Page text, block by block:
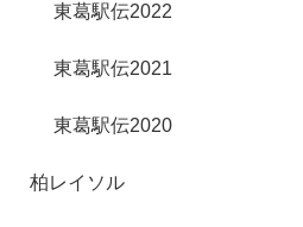
東葛駅伝2022
東葛駅伝2021
東葛駅伝2020
柏レイソル